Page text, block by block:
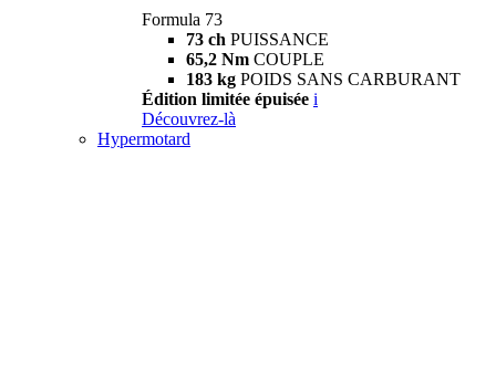
Formula 73
73 ch PUISSANCE
65,2 Nm COUPLE
183 kg POIDS SANS CARBURANT
Édition limitée épuisée i
Découvrez-là
Hypermotard